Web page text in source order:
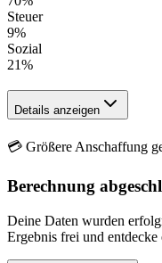
Steuer
9%
Sozial
21%
Details anzeigen
💳 Größere Anschaffung
Berechnung
Deine Daten wurden
Ergebnis frei und